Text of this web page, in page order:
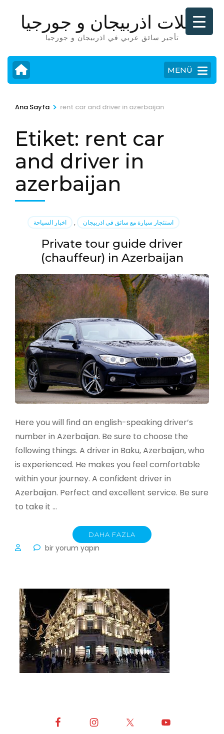
basın)
رحلات اذربيجان و جورجيا
تأجير سائق عربي في اذربيجان و جورجيا
MENÜ
Ana Sayfa > rent car and driver in azerbaijan
Etiket: rent car
and driver in
azerbaijan
اخبار السياحة , استئجار سيارة مع سائق في اذربيجان
Private tour guide driver
(chauffeur) in Azerbaijan
Here you will find an english-speaking driver’s
number in Azerbaijan. Be sure to choose the
following things. A driver in Baku, Azerbaijan, who
is experienced. He makes you feel comfortable
within your journey. A confident driver in
Azerbaijan. Perfect and excellent service. Be sure
to take it …
DAHA FAZLA
Private
(chauffeur)
Azerbaijan
için
bir yorum yapın